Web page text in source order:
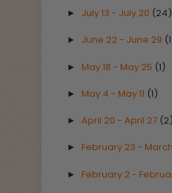
► July 13 - July 20 (24)
► June 22 - June 29
► May 18 - May 25 (1)
► May 4 - May 11 (1)
► April 20 - April 27 (2)
► February 23 -
► February 2 -